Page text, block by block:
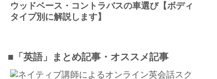
ウッドベース・コントラバスの車選び【ボディ
タイプ別に解説します】
■「英語」まとめ記事・オススメ記事